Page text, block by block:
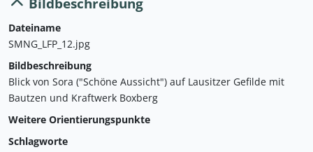
Dateiname
SMNG_LFP_12.jpg
Bildbeschreibung
Blick von Sora ("Schöne Aussicht") auf Lausitzer Gefilde mit
Bautzen und Kraftwerk Boxberg
Weitere Orientierungspunkte
Schlagworte